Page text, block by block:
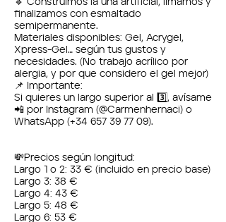
🔹 Construimos la uña artificial, limamos y
finalizamos con esmaltado
semipermanente.
Materiales disponibles: Gel, Acrygel,
Xpress-Gel… según tus gustos y
necesidades. (No trabajo acrílico por
alergia, y por que considero el gel mejor)
📌 Importante:
Si quieres un largo superior al 3️⃣, avísame
📲 por Instagram (@Carmenhernaci) o
WhatsApp (+34 657 39 77 09).
💸Precios según longitud:
Largo 1 o 2: 33 € (incluido en precio base)
Largo 3: 38 €
Largo 4: 43 €
Largo 5: 48 €
Largo 6: 53 €